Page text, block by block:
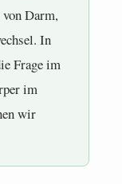
von Darm,
In
Frage im
im
wir